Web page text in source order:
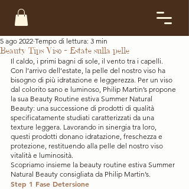
Beauty Tips Viso - Estate sulla pelle
5 ago 2022 Tempo di lettura: 3 min
Il caldo, i primi bagni di sole, il vento tra i capelli.
Con l’arrivo dell’estate, la pelle del nostro viso ha
bisogno di più idratazione e leggerezza. Per un viso
dal colorito sano e luminoso, Philip Martin’s propone
la sua Beauty Routine estiva Summer Natural
Beauty: una successione di prodotti di qualità
specificatamente studiati caratterizzati da una
texture leggera. Lavorando in sinergia tra loro,
questi prodotti donano idratazione, freschezza e
protezione, restituendo alla pelle del nostro viso
vitalità e luminosità.
Scopriamo insieme la beauty routine estiva Summer
Natural Beauty consigliata da Philip Martin’s.
Step 1 Fase Detersione